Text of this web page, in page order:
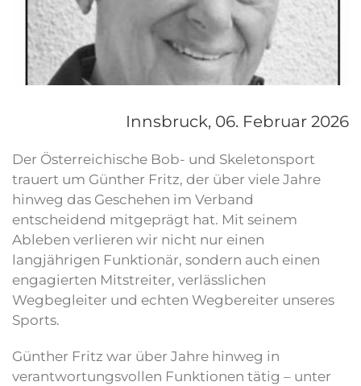
Innsbruck, 06. Februar 2026
Der Österreichische Bob- und Skeletonsport
trauert um Günther Fritz, der über viele Jahre
hinweg das Geschehen im Verband
entscheidend mitgeprägt hat. Mit seinem
Ableben verlieren wir nicht nur einen
langjährigen Funktionär, sondern auch einen
engagierten Mitstreiter, verlässlichen
Wegbegleiter und echten Wegbereiter unseres
Sports.
Günther Fritz war über Jahre hinweg in
verantwortungsvollen Funktionen tätig – unter